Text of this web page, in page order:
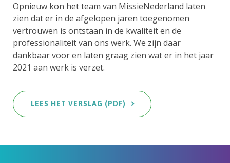
Opnieuw kon het team van MissieNederland laten
zien dat er in de afgelopen jaren toegenomen
vertrouwen is ontstaan in de kwaliteit en de
professionaliteit van ons werk. We zijn daar
dankbaar voor en laten graag zien wat er in het jaar
2021 aan werk is verzet.
LEES HET VERSLAG (PDF)